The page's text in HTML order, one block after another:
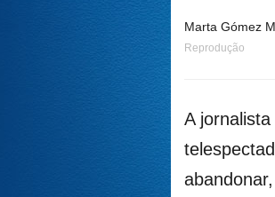
Marta Gómez
Reprodução
A